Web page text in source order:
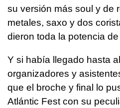
su versión más soul y de
metales, saxo y dos
dieron toda la potencia
Y si había llegado hasta
organizadores y
que el broche y final lo
Atlántic Fest con su